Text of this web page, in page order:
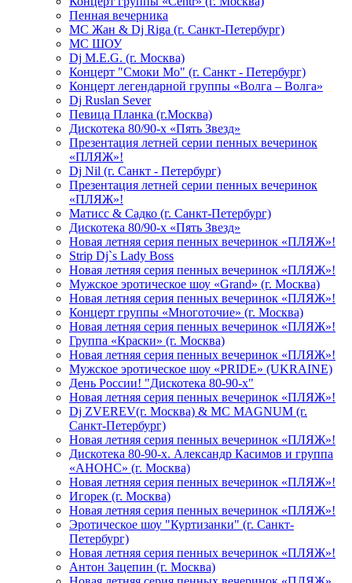
Пенная вечерника
МС Жан & Dj Riga (г. Санкт-Петербург)
МС ШОУ
Dj M.E.G. (г. Москва)
Концерт "Смоки Мо" (г. Санкт - Петербург)
Концерт легендарной группы «Волга – Волга»
Dj Ruslan Sever
Певица Планка (г.Москва)
Дискотека 80/90-х «Пять Звезд»
Презентация летней серии пенных вечеринок
«ПЛЯЖ»!
Dj Nil (г. Санкт - Петербург)
Презентация летней серии пенных вечеринок
«ПЛЯЖ»!
Матисс & Садко (г. Санкт-Петербург)
Дискотека 80/90-х «Пять Звезд»
Новая летняя серия пенных вечеринок «ПЛЯЖ»!
Strip Dj`s Lady Boss
Новая летняя серия пенных вечеринок «ПЛЯЖ»!
Мужское эротическое шоу «Grand» (г. Москва)
Новая летняя серия пенных вечеринок «ПЛЯЖ»!
Концерт группы «Многоточие» (г. Москва)
Новая летняя серия пенных вечеринок «ПЛЯЖ»!
Группа «Краски» (г. Москва)
Новая летняя серия пенных вечеринок «ПЛЯЖ»!
Мужское эротическое шоу «PRIDE» (UKRAINE)
День России! "Дискотека 80-90-х"
Новая летняя серия пенных вечеринок «ПЛЯЖ»!
Dj ZVEREV(г. Москва) & MC MAGNUM (г.
Санкт-Петербург)
Новая летняя серия пенных вечеринок «ПЛЯЖ»!
Дискотека 80-90-х. Александр Касимов и группа
«АНОНС» (г. Москва)
Новая летняя серия пенных вечеринок «ПЛЯЖ»!
Игорек (г. Москва)
Новая летняя серия пенных вечеринок «ПЛЯЖ»!
Эротическое шоу "Куртизанки" (г. Санкт-
Петербург)
Новая летняя серия пенных вечеринок «ПЛЯЖ»!
Антон Зацепин (г. Москва)